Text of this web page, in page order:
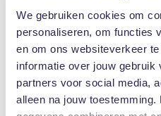
We gebruiken cookies om
personaliseren, om functies
en om ons websiteverkeer
informatie over jouw gebruik
partners voor social media,
alleen na jouw
Zo vind je de Beste
Zo vind je de Beste
Meer info